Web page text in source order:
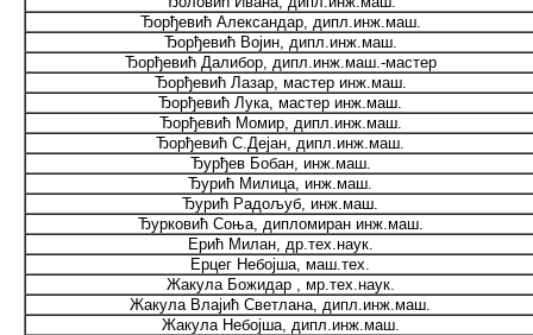
Ђорђевић Александар, дипл.инж.маш.
Ђорђевић Војин, дипл.инж.маш.
Ђорђевић Далибор, дипл.инж.маш.-мастер
Ђорђевић Лазар, мастер инж.маш.
Ђорђевић Лука, мастер инж.маш.
Ђорђевић Момир, дипл.инж.маш.
Ђорђевић С.Дејан, дипл.инж.маш.
Ђурђев Бобан, инж.маш.
Ђурић Милица, инж.маш.
Ђурић Радољуб, инж.маш.
Ђурковић Соња, дипломиран инж.маш.
Ерић Милан, др.тех.наук.
Ерцег Небојша, маш.тех.
Жакула Божидар , мр.тех.наук.
Жакула Влајић Светлана, дипл.инж.маш.
Жакула Небојша, дипл.инж.маш.